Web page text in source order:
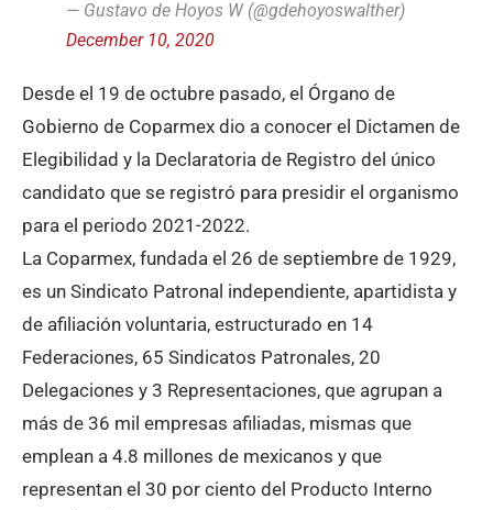
— Gustavo de Hoyos W (@gdehoyoswalther)
December 10, 2020
Desde el 19 de octubre pasado, el Órgano de
Gobierno de Coparmex dio a conocer el Dictamen de
Elegibilidad y la Declaratoria de Registro del único
candidato que se registró para presidir el organismo
para el periodo 2021-2022.
La Coparmex, fundada el 26 de septiembre de 1929,
es un Sindicato Patronal independiente, apartidista y
de afiliación voluntaria, estructurado en 14
Federaciones, 65 Sindicatos Patronales, 20
Delegaciones y 3 Representaciones, que agrupan a
más de 36 mil empresas afiliadas, mismas que
emplean a 4.8 millones de mexicanos y que
representan el 30 por ciento del Producto Interno